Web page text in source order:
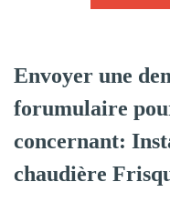
Envoyer une
forumulaire
concernant:
chaudière